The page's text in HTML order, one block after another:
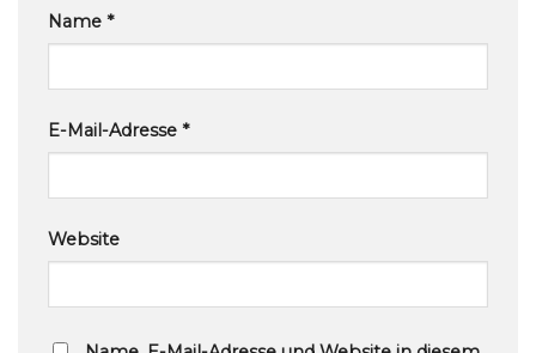
Name *
E-Mail-Adresse *
Website